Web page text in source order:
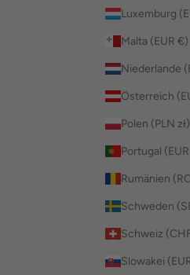
Malta (EUR €)
Polen (PLN zł)